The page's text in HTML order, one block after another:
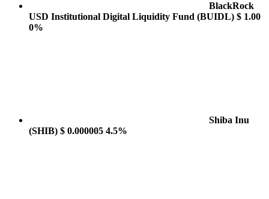
BlackRock
USD Institutional Digital Liquidity Fund (BUIDL) $ 1.00
0%
Shiba Inu
(SHIB) $ 0.000005 4.5%